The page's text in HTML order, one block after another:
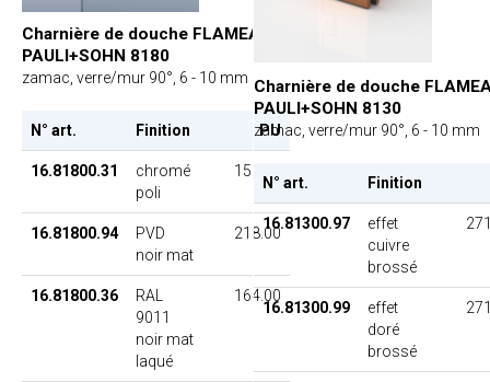
Charnière de douche FLAMEA,
PAULI+SOHN 8180
zamac, verre/mur 90°, 6 - 10 mm
N° art. Finition PU
16.81800.31
chromé
poli
156.00
16.81800.94
PVD
noir mat
218.00
16.81800.36
RAL
9011
noir mat
laqué
164.00
Charnière de douche
PAULI+SOHN 8130
zamac, verre/mur 90°, 6 - 10 mm
N° art. Finition
16.81300.97
effet
cuivre
brossé
16.81300.99
effet
doré
brossé